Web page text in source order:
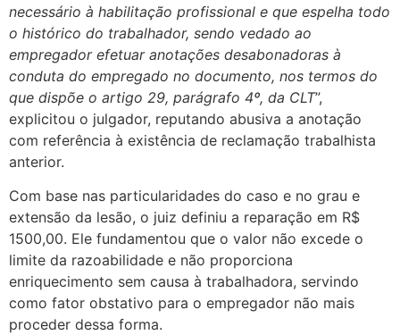
necessário à habilitação profissional e que espelha todo
o histórico do trabalhador, sendo vedado ao
empregador efetuar anotações desabonadoras à
conduta do empregado no documento, nos termos do
que dispõe o artigo 29, parágrafo 4º, da CLT”,
explicitou o julgador, reputando abusiva a anotação
com referência à existência de reclamação trabalhista
anterior.
Com base nas particularidades do caso e no grau e
extensão da lesão, o juiz definiu a reparação em R$
1500,00. Ele fundamentou que o valor não excede o
limite da razoabilidade e não proporciona
enriquecimento sem causa à trabalhadora, servindo
como fator obstativo para o empregador não mais
proceder dessa forma.